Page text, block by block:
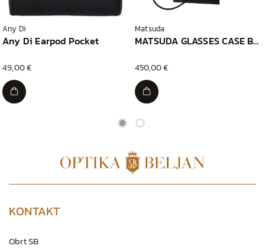
Any Di
Any Di Earpod Pocket
49,00 €
Matsuda
MATSUDA GLASSES CASE BLACK
450,00 €
KONTAKT
Obrt SB